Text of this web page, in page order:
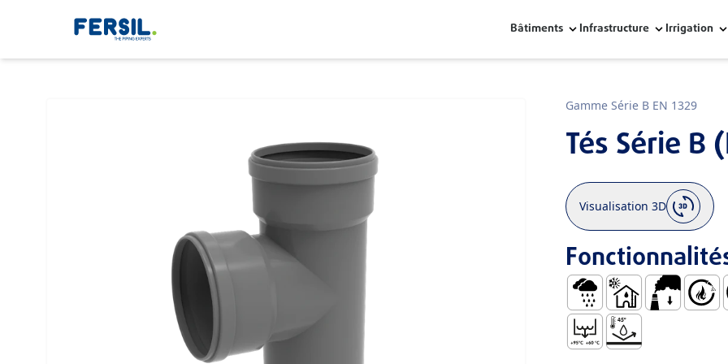
Bâtiments Infrastructure Irrigation
Gamme Série B EN 1329
Tés Série B
Visualisation 3D
Eau de PluieEaux Usées